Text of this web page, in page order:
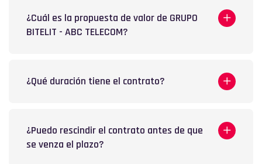
¿Cuál es la propuesta de valor de GRUPO
BITELIT - ABC TELECOM?
¿Qué duración tiene el contrato?
¿Puedo rescindir el contrato antes de que
se venza el plazo?